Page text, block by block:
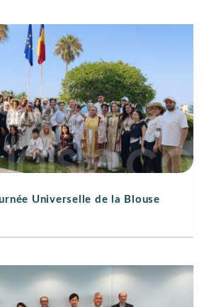
Universelle de la Blouse